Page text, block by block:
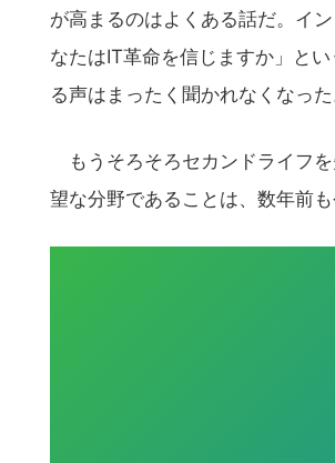
が高まるのはよくある話だ。イ
なたはIT革命を信じますか」と
る声はまったく聞かれなくなった
もうそろそろセカンドライフ
望な分野であることは、数年前